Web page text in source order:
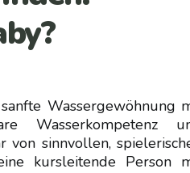
Wassergewöhnung
Wasserkompetenz
von sinnvollen,
kursleitende Person